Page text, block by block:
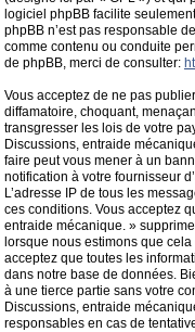
logiciel phpBB facilite
phpBB n’est pas responsable
comme contenu ou conduite
de phpBB, merci de consulter:
Vous acceptez de ne pas
diffamatoire, choquant,
transgresser les lois de votre
Discussions, entraide
faire peut vous mener à un
notification à votre fournisseur
L’adresse IP de tous les
ces conditions. Vous acceptez
entraide mécanique. »
lorsque nous estimons que
acceptez que toutes les
dans notre base de données.
à une tierce partie sans votre
Discussions, entraide
responsables en cas de